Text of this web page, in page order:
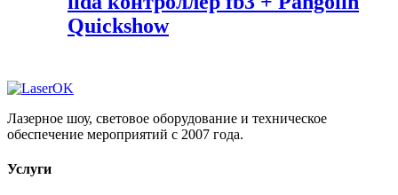
Quickshow
Лазерное шоу, световое оборудование и техническое
обеспечение мероприятий с 2007 года.
Услуги